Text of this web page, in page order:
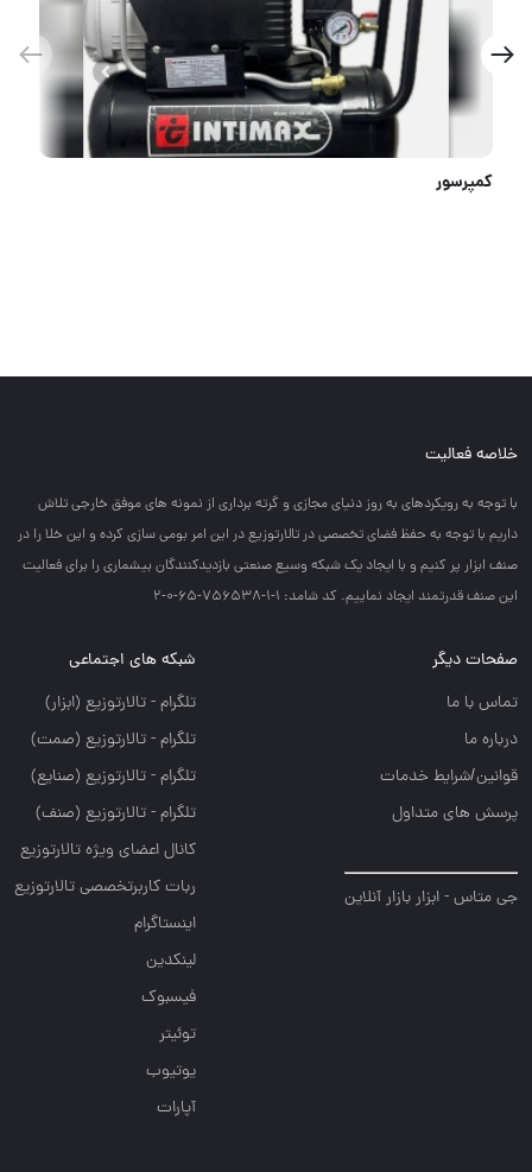
خلاصه فعالیت
با توجه به رويكردهاي به روز دنياي مجازي و گرته برداري از نمونه هاي موفق خارجي تلاش
داريم با توجه به حفظ فضاي تخصصي در تالارتوزيع در اين امر بومي سازي كرده و اين خلا را در
صنف ابزار پر كنيم و با ايجاد يك شبكه وسيع صنعتي بازديدكنندگان بيشماري را براي فعاليت
اين صنف قدرتمند ايجاد نماييم. کد شامد: 1-1-756538-65-0-2
صفحات دیگر
تماس با ما
درباره ما
قوانین/شرایط خدمات
پرسش های متداول
جی متاس - ابزار بازار آنلاین
شبکه های اجتماعی
تلگرام - تالارتوزيع (ابزار)
تلگرام - تالارتوزيع (صمت)
تلگرام - تالارتوزيع (صنايع)
تلگرام - تالارتوزیع (صنف)
کانال اعضای ویژه تالارتوزیع
ربات کاربرتخصصی تالارتوزیع
اینستاگرام
لینکدین
فیسبوک
توئیتر
یوتیوب
آپارات